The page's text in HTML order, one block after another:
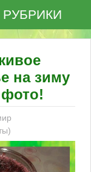
РУБРИКИ
на зиму